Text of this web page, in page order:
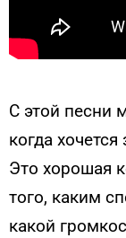
С этой песни
когда
Это хорошая
того, каким
какой